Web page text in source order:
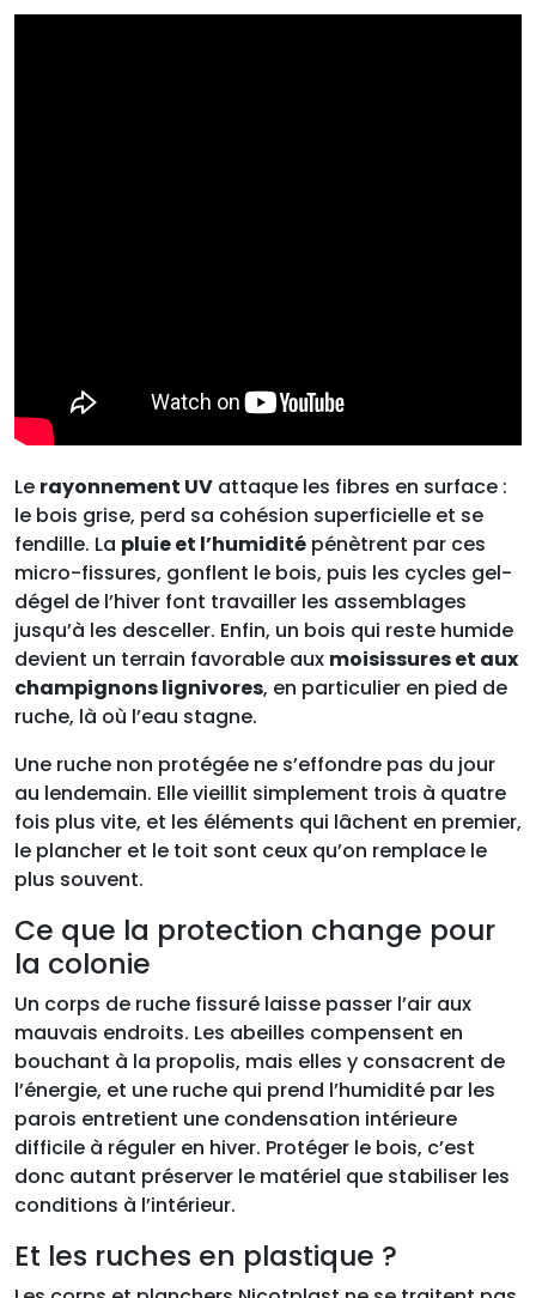
Le rayonnement UV attaque les fibres en surface :
le bois grise, perd sa cohésion superficielle et se
fendille. La pluie et l’humidité pénètrent par ces
micro-fissures, gonflent le bois, puis les cycles gel-
dégel de l’hiver font travailler les assemblages
jusqu’à les desceller. Enfin, un bois qui reste humide
devient un terrain favorable aux moisissures et aux
champignons lignivores, en particulier en pied de
ruche, là où l’eau stagne.
Une ruche non protégée ne s’effondre pas du jour
au lendemain. Elle vieillit simplement trois à quatre
fois plus vite, et les éléments qui lâchent en premier,
le plancher et le toit sont ceux qu’on remplace le
plus souvent.
Ce que la protection change pour
la colonie
Un corps de ruche fissuré laisse passer l’air aux
mauvais endroits. Les abeilles compensent en
bouchant à la propolis, mais elles y consacrent de
l’énergie, et une ruche qui prend l’humidité par les
parois entretient une condensation intérieure
difficile à réguler en hiver. Protéger le bois, c’est
donc autant préserver le matériel que stabiliser les
conditions à l’intérieur.
Et les ruches en plastique ?